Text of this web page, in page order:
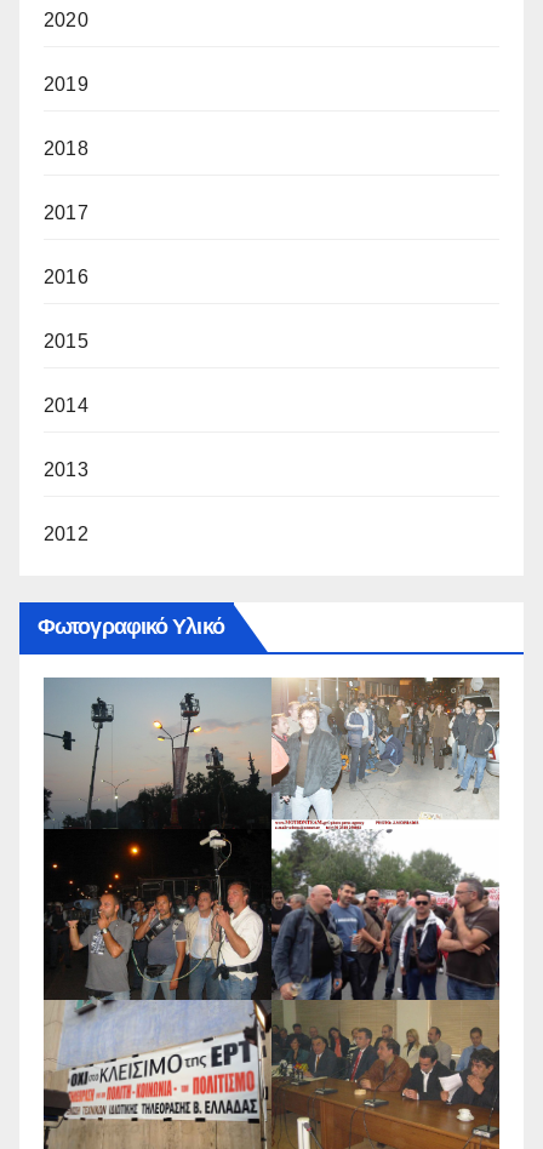
2020
2019
2018
2017
2016
2015
2014
2013
2012
Φωτογραφικό Υλικό